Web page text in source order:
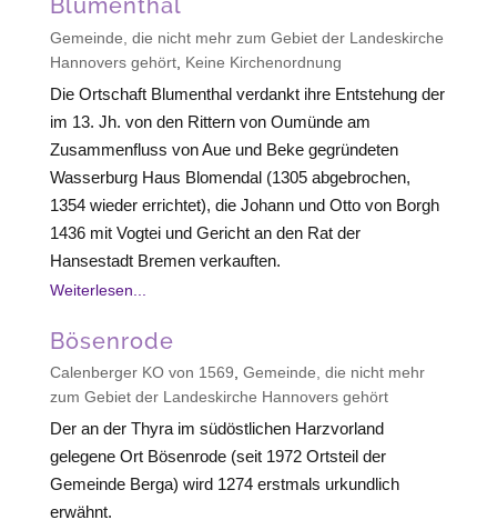
Blumenthal
Gemeinde, die nicht mehr zum Gebiet der Landeskirche
Hannovers gehört, Keine Kirchenordnung
Die Ortschaft Blumenthal verdankt ihre Entstehung der
im 13. Jh. von den Rittern von Oumünde am
Zusammenfluss von Aue und Beke gegründeten
Wasserburg Haus Blomendal (1305 abgebrochen,
1354 wieder errichtet), die Johann und Otto von Borgh
1436 mit Vogtei und Gericht an den Rat der
Hansestadt Bremen verkauften.
Weiterlesen...
Bösenrode
Calenberger KO von 1569, Gemeinde, die nicht mehr
zum Gebiet der Landeskirche Hannovers gehört
Der an der Thyra im südöstlichen Harzvorland
gelegene Ort Bösenrode (seit 1972 Ortsteil der
Gemeinde Berga) wird 1274 erstmals urkundlich
erwähnt.